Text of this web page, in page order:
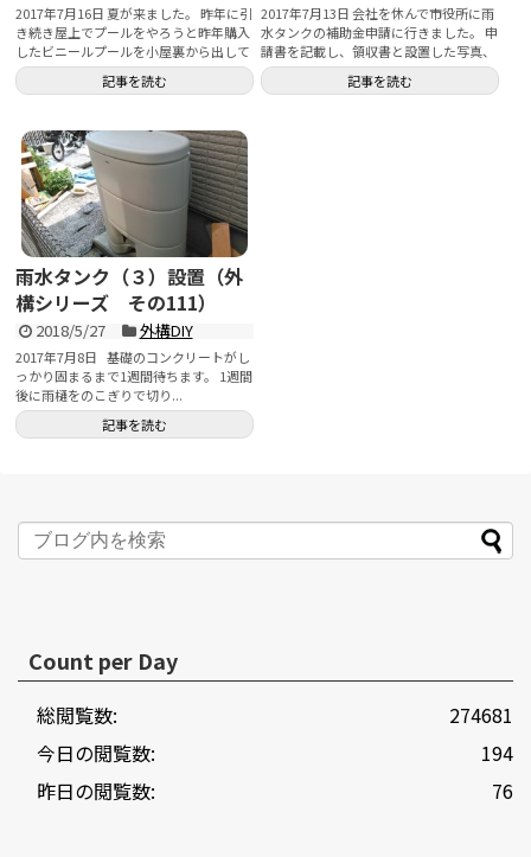
2017年7月16日 夏が来ました。 昨年に引
き続き屋上でプールをやろうと昨年購入
したビニールプールを小屋裏から出して
空気を...
記事を読む
2017年7月13日 会社を休んで市役所に雨
水タンクの補助金申請に行きました。 申
請書を記載し、領収書と設置した写真、
設...
記事を読む
雨水タンク（３）設置（外
構シリーズ その111）
2018/5/27 外構DIY
2017年7月8日 基礎のコンクリートがし
っかり固まるまで1週間待ちます。 1週間
後に雨樋をのこぎりで切り...
記事を読む
Count per Day
274681
総閲覧数:
194
今日の閲覧数:
76
昨日の閲覧数: